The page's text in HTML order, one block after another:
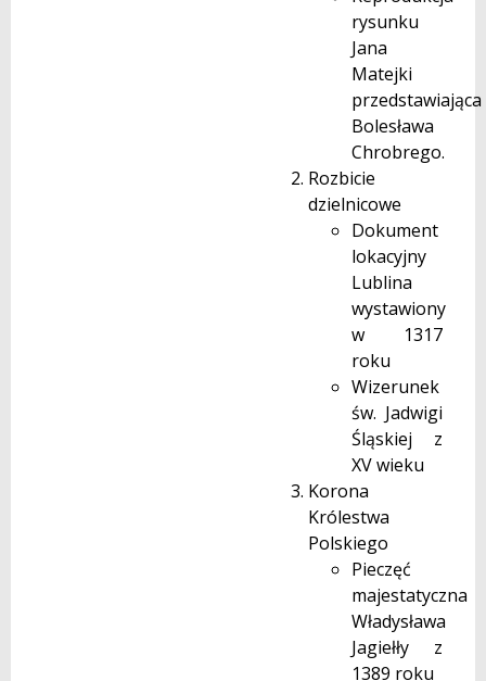
rysunku
Jana
Matejki
przedstawiająca
Bolesława
Chrobrego.
Rozbicie
dzielnicowe
Dokument
lokacyjny
Lublina
wystawiony
w 1317
roku
Wizerunek
św. Jadwigi
Śląskiej z
XV wieku
Korona
Królestwa
Polskiego
Pieczęć
majestatyczna
Władysława
Jagiełły z
1389 roku